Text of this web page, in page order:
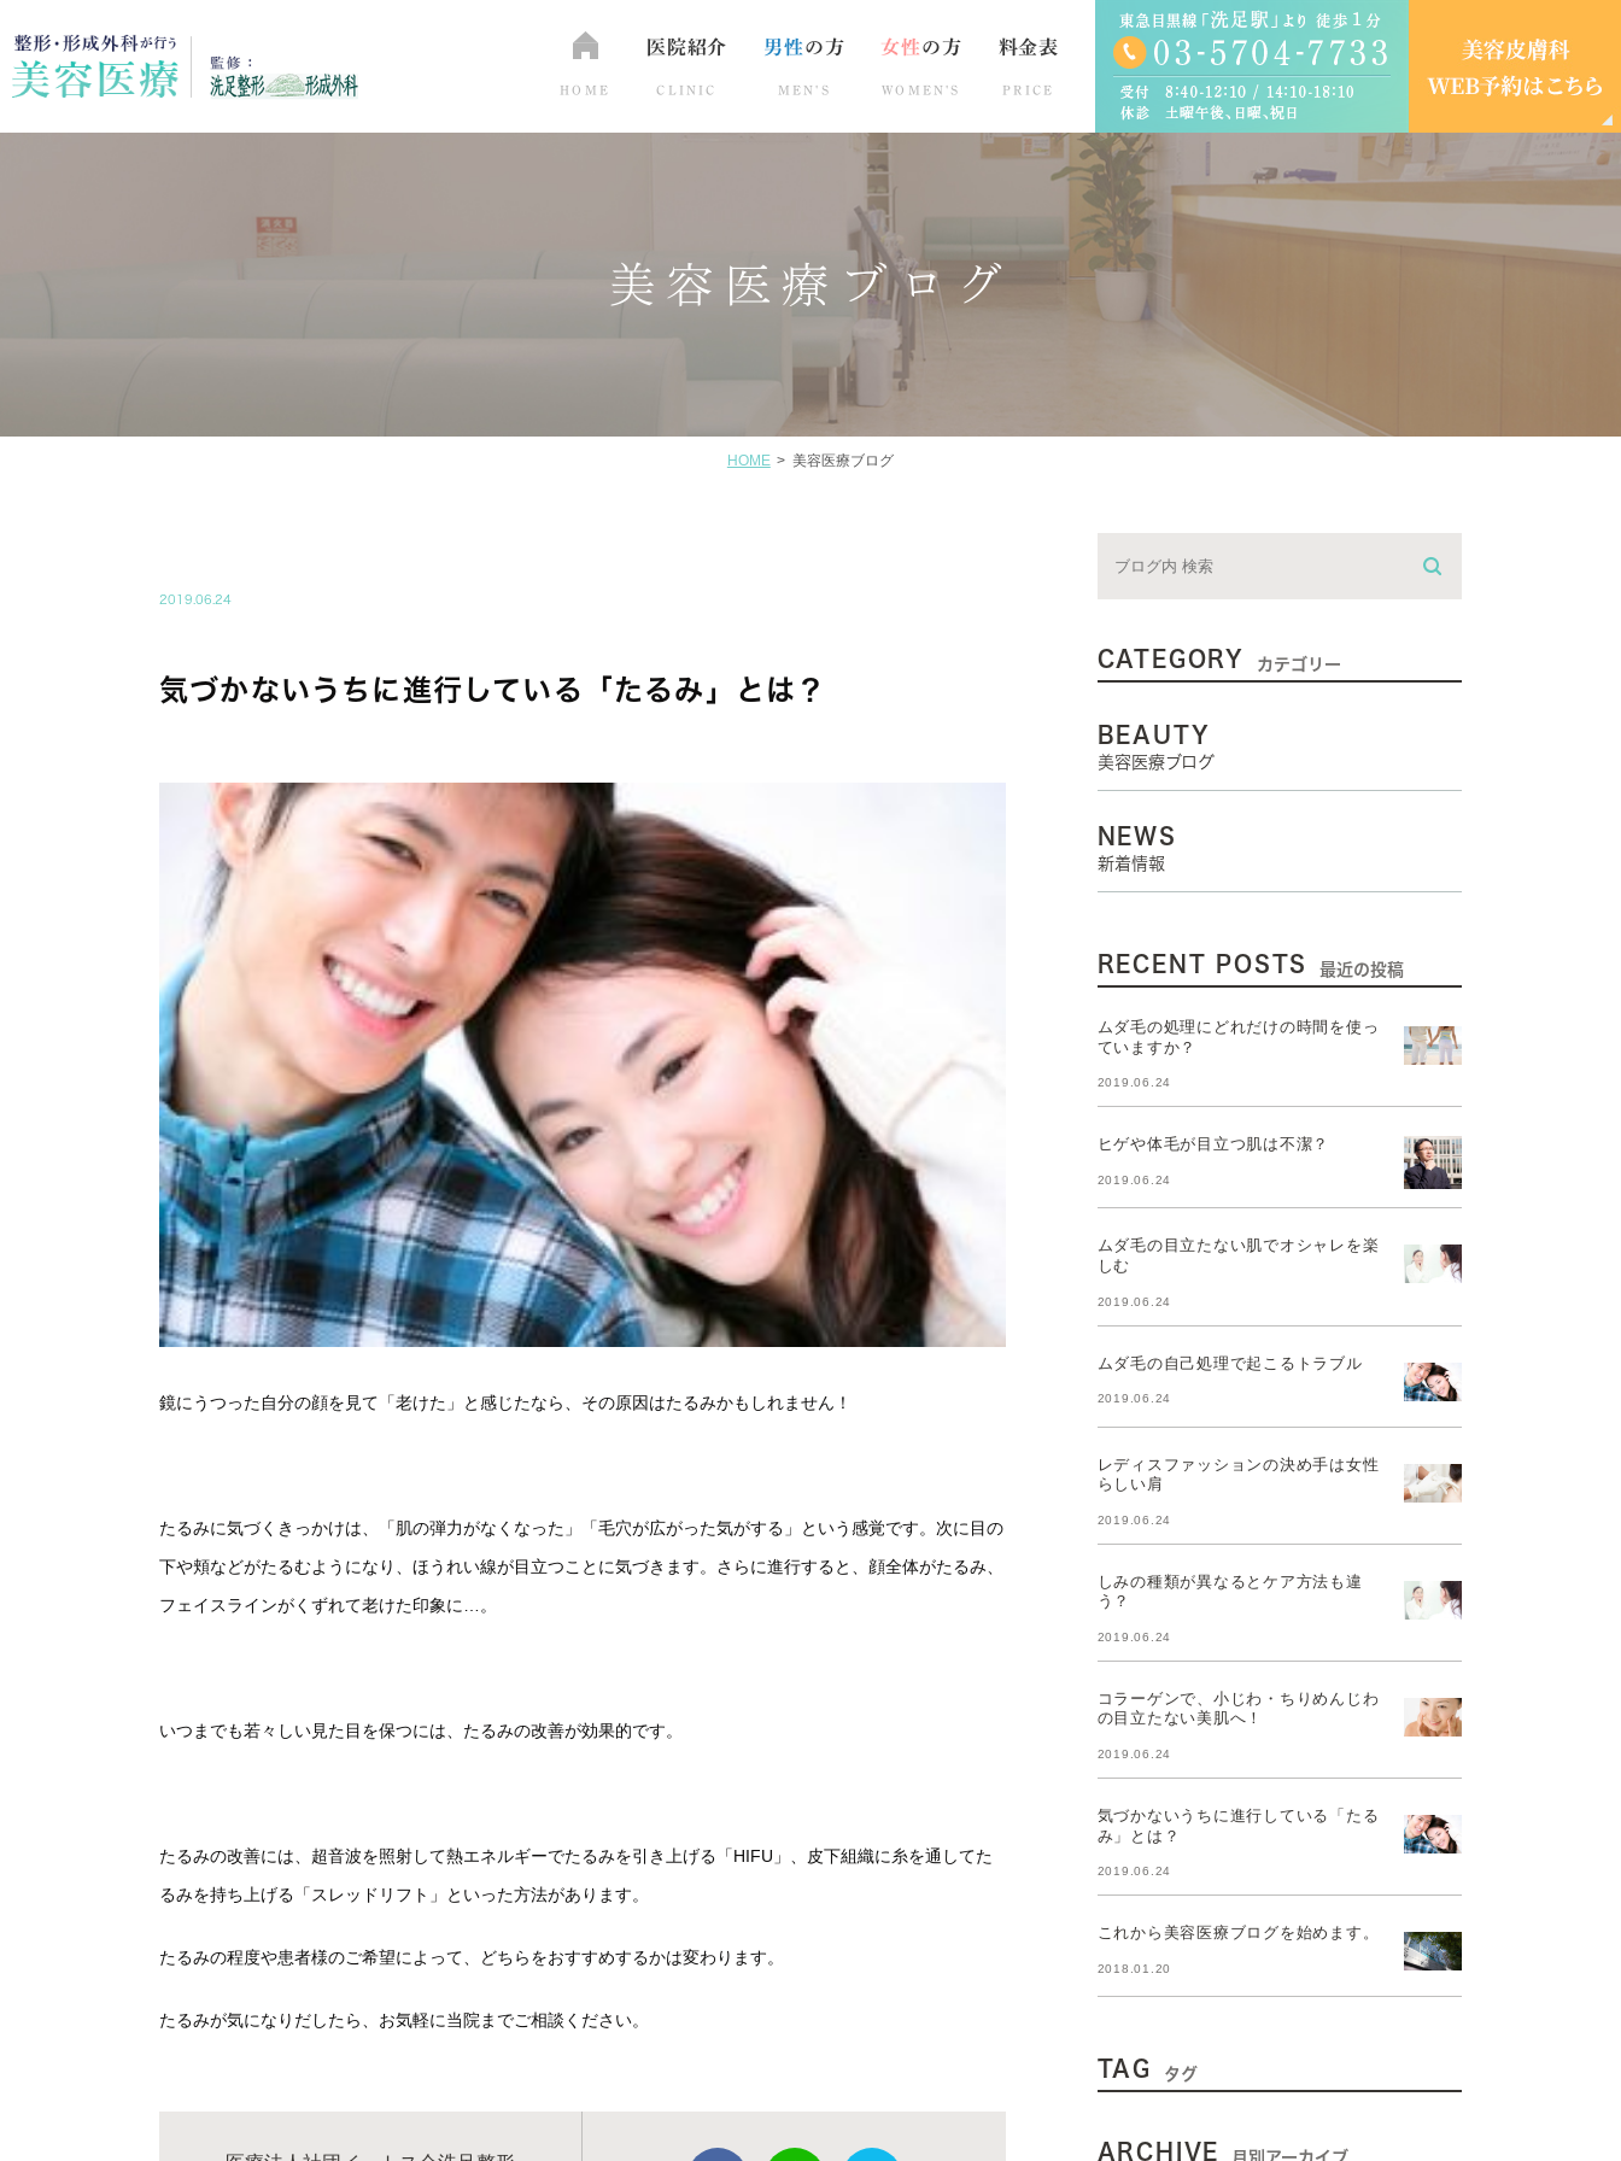
HOME
医院紹介
CLINIC
男性の方
MEN'S
女性の方
WOMEN'S
料金表
PRICE
美容医療ブログ
HOME 美容医療ブログ
2019.06.24
気づかないうちに進行している「たるみ」とは？
鏡にうつった自分の顔を見て「老けた」と感じたなら、その原因はたるみかもしれません！
たるみに気づくきっかけは、「肌の弾力がなくなった」「毛穴が広がった気がする」という感覚です。次に目の
下や頬などがたるむようになり、ほうれい線が目立つことに気づきます。さらに進行すると、顔全体がたるみ、
フェイスラインがくずれて老けた印象に…。
いつまでも若々しい見た目を保つには、たるみの改善が効果的です。
たるみの改善には、超音波を照射して熱エネルギーでたるみを引き上げる「HIFU」、皮下組織に糸を通してた
るみを持ち上げる「スレッドリフト」といった方法があります。
たるみの程度や患者様のご希望によって、どちらをおすすめするかは変わります。
たるみが気になりだしたら、お気軽に当院までご相談ください。
CATEGORY カテゴリー
BEAUTY
美容医療ブログ
NEWS
新着情報
RECENT POSTS 最近の投稿
ムダ毛の処理にどれだけの時間を使っ
ていますか？
2019.06.24
ヒゲや体毛が目立つ肌は不潔？
2019.06.24
ムダ毛の目立たない肌でオシャレを楽
しむ
2019.06.24
ムダ毛の自己処理で起こるトラブル
2019.06.24
レディスファッションの決め手は女性
らしい肩
2019.06.24
しみの種類が異なるとケア方法も違
う？
2019.06.24
コラーゲンで、小じわ・ちりめんじわ
の目立たない美肌へ！
2019.06.24
気づかないうちに進行している「たる
み」とは？
2019.06.24
これから美容医療ブログを始めます。
2018.01.20
TAG タグ
ARCHIVE 月別アーカイブ